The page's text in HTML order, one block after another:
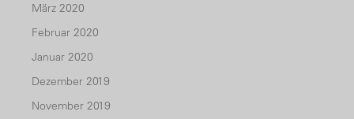
März 2020
Februar 2020
Januar 2020
Dezember 2019
November 2019